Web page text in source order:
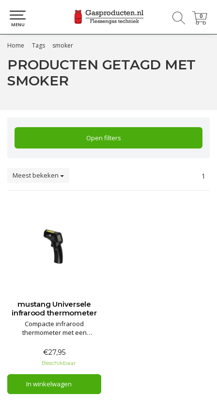
0
0
MENU
Home Tags smoker
PRODUCTEN GETAGD MET
SMOKER
Open filters
Meest bekeken 1
mustang Universele
infrarood thermometer
Compacte infrarood
thermometer met een
+550 graden
€27,95
Beschikbaar
In winkelwagen